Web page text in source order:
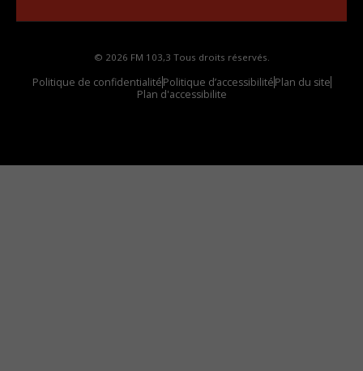
© 2026 FM 103,3 Tous droits réservés.
Politique de confidentialitéPolitique d’accessibilitéPlan du site
Plan d'accessibilite